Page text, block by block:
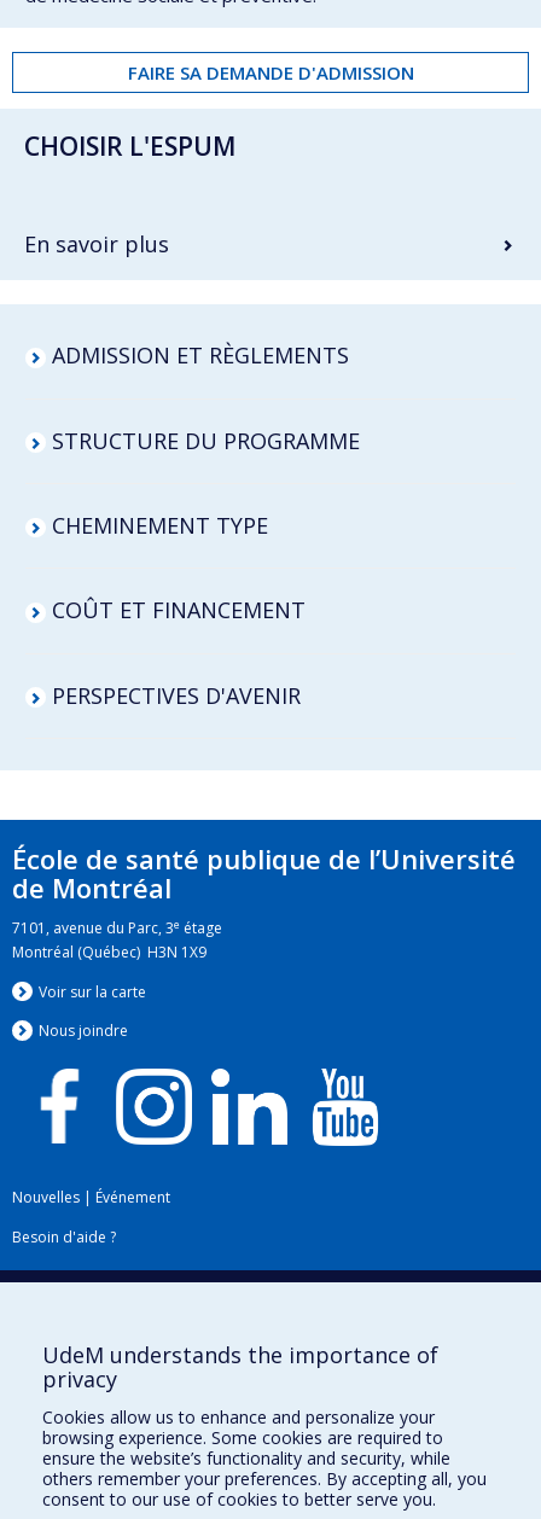
FAIRE SA DEMANDE D'ADMISSION
CHOISIR L'ESPUM
En savoir plus
ADMISSION ET RÈGLEMENTS
STRUCTURE DU PROGRAMME
CHEMINEMENT TYPE
COÛT ET FINANCEMENT
PERSPECTIVES D'AVENIR
École de santé publique de l’Université
de Montréal
7101, avenue du Parc, 3e étage
Montréal (Québec) H3N 1X9
Voir sur la carte
Nous joindre
Nouvelles | Événement
Besoin d'aide ?
Plan du site|Accessibilité
Téléchargez les logos de l'ESPUM
UdeM understands the importance of
privacy
Cookies allow us to enhance and personalize your
browsing experience. Some cookies are required to
ensure the website’s functionality and security, while
others remember your preferences. By accepting all, you
consent to our use of cookies to better serve you.